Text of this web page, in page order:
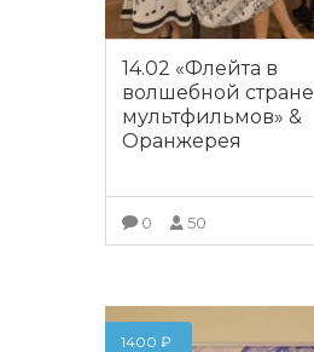
14.02 «Флейта в
волшебной стране
мультфильмов» &
Оранжерея
0 50
1400 ₽